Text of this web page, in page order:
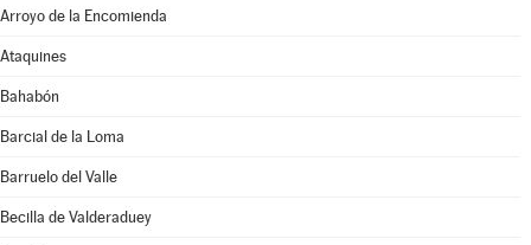
Arroyo de la Encomienda
Ataquines
Bahabón
Barcial de la Loma
Barruelo del Valle
Becilla de Valderaduey